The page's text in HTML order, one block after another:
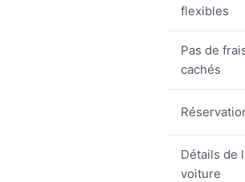
flexibles
Pas de
cachés
Détails de
voiture